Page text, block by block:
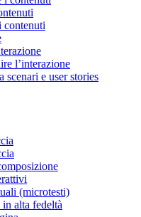
contenuti
l’interazione
scenari e user stories
(microtesti)
alta fedeltà